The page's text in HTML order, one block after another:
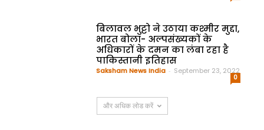
बिलावल भुट्टो ने उठाया कश्मीर मुद्दा,
भारत बोला- अल्पसंख्यकों के
अधिकारों के दमन का लंबा रहा है
पाकिस्तानी इतिहास
Saksham News India - September 23, 2022
0
और अधिक लोड करें